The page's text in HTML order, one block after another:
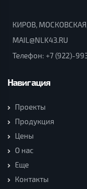
КИРОВ, МОСКОВСКАЯ,
MAIL@NLK43.RU
Телефон: +7 (922)-
Навигация
Проекты
Продукция
Цены
О нас
Еще
Контакты